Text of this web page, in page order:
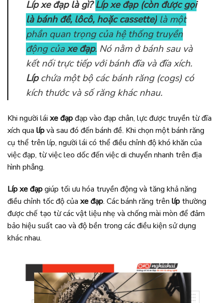
Líp xe đạp là gì?Líp xe đạp (còn được gọi
là bánh đề, lôcô, hoặc cassette) là một
phần quan trọng của hệ thống truyền
động củaxe đạp. Nó nằm ở bánh sau và
kết nối trực tiếp với bánh đĩa và đĩa xích.
Lípchứa một bộ các bánh răng (cogs) có
kích thước và số răng khác nhau.
Khi người lái xe đạpđạp vào đạp chân, lực được truyền từ đĩa
xích qua lípvà sau đó đến bánh đề. Khi chọn một bánh răng
cụ thể trên líp, người lái có thể điều chỉnh độ khó khăn của
việc đạp, từ việc leo dốc đến việc di chuyển nhanh trên địa
hình phẳng.
Líp xe đạpgiúp tối ưu hóa truyền động và tăng khả năng
điều chỉnh tốc độ của xe đạp. Các bánh răng trên líp thường
được chế tạo từ các vật liệu nhẹ và chống mài mòn để đảm
bảo hiệu suất cao và độ bền trong các điều kiện sử dụng
khác nhau.